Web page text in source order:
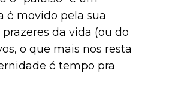
é movido pela sua
da vida (ou do
o que mais nos resta
é tempo pra